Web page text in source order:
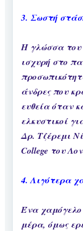
3. Σωστή
Η γλώσσα του
ισχυρή στο
άνδρες που
ευθεία όταν
ελκυστικοί
Δρ. Τζέρεμι
College του
4. Λιγότερα
Ένα
μέρα, όμως